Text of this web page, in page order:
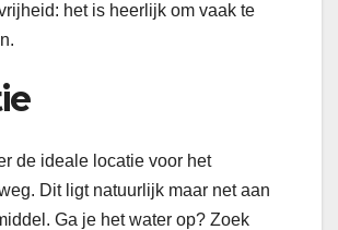
het is heerlijk om vaak te
de ideale locatie voor het
Dit ligt natuurlijk maar net aan
Ga je het water op? Zoek